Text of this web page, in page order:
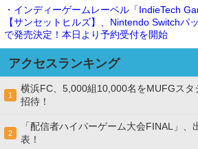
・インディーゲームレーベル「IndieTech
【サンセットヒルズ】、Nintendo Switchパ
で発売決定！本日より予約受付を開始
アクセスランキング
1
横浜FC、5,000組10,000名をMUFGスタ
招待！
2
「配信者ハイパーゲーム大会FINAL」
表！